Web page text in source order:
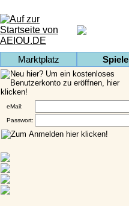
Marktplatz Spiele
eMail:
Passwort: